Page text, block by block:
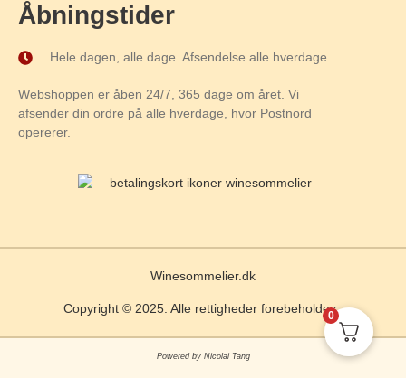
Åbningstider
Hele dagen, alle dage. Afsendelse alle hverdage
Webshoppen er åben 24/7, 365 dage om året. Vi
afsender din ordre på alle hverdage, hvor Postnord
opererer.
Winesommelier.dk
Copyright © 2025. Alle rettigheder forebeholdes.
Powered by Nicolai Tang
0